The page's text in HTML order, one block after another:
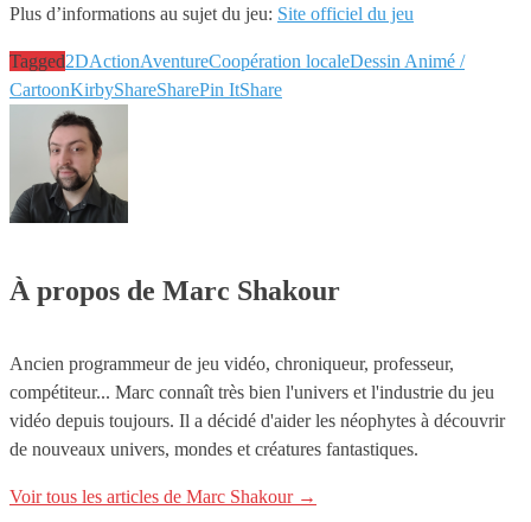
Plus d’informations au sujet du jeu: Site officiel du jeu
Tagged2DActionAventureCoopération localeDessin Animé /
CartoonKirbyShareSharePin ItShare
À propos de Marc Shakour
Ancien programmeur de jeu vidéo, chroniqueur, professeur,
compétiteur... Marc connaît très bien l'univers et l'industrie du jeu
vidéo depuis toujours. Il a décidé d'aider les néophytes à découvrir
de nouveaux univers, mondes et créatures fantastiques.
Voir tous les articles de Marc Shakour →